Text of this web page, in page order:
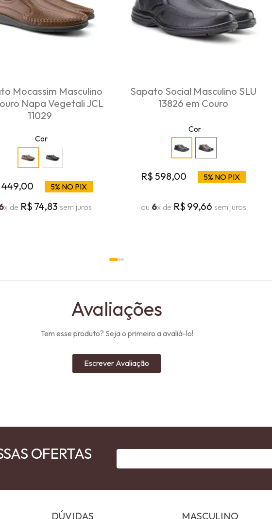
Mocassim Masculino
Napa Vegetali JCL
11029
Cor
449,00 5% NO PIX
x de R$ 74,83 sem juros
Sapato Social Masculino SLU
13826 em Couro
Cor
R$ 598,00 5% NO PIX
ou 6x de R$ 99,66 sem juros
Avaliações
Tem esse produto? Seja o primeiro a avaliá-lo!
Escrever Avaliação
OFERTAS
DÚVIDAS MASCULINO